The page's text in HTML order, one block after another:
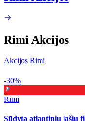
Rimi Akcijos
Akcijos Rimi
-30%
Rimi
Sūdyta atlantinių lašių